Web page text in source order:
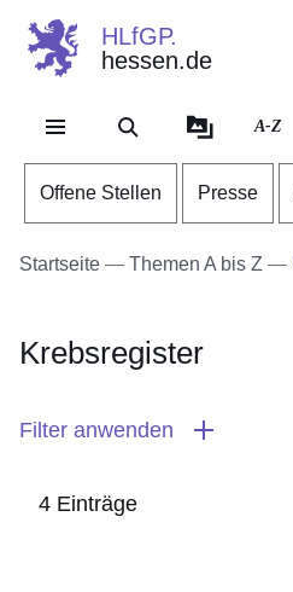
HLfGP.
hessen.de
A-Z
Offene Stellen Presse
Startseite Themen A bis Z
Krebsregister
Filter anwenden
4 Einträge